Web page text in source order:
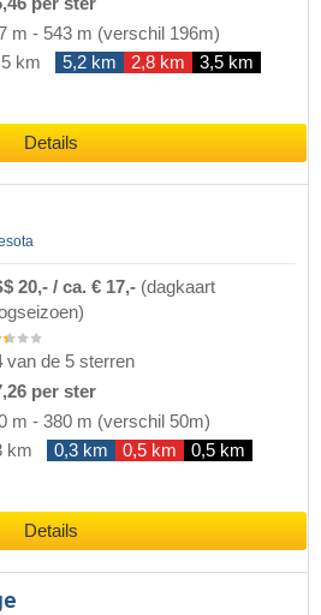
m - 543 m (verschil 196m)
km 5,2 km 2,8 km
3,5 km
Details
20,- / ca. € 17,- (dagkaart
van de 5 sterren
per ster
m - 380 m (verschil 50m)
km 0,3 km 0,5 km
0,5 km
Details